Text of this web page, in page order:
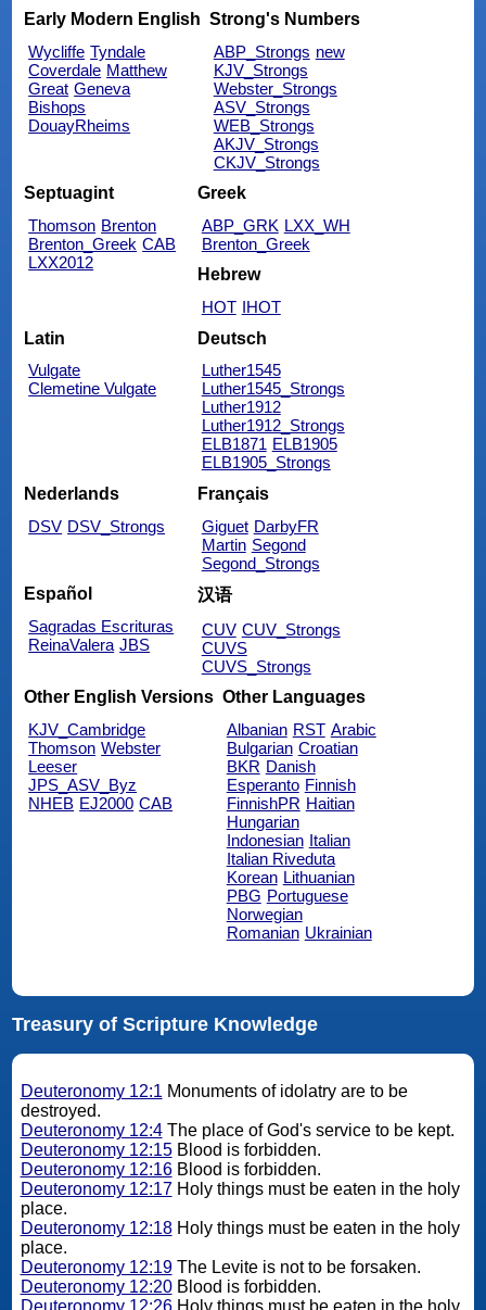
Early Modern English
Wycliffe Tyndale
Coverdale Matthew
Great Geneva
Bishops
DouayRheims
Strong's Numbers
ABP_Strongs new
KJV_Strongs
Webster_Strongs
ASV_Strongs
WEB_Strongs
AKJV_Strongs
CKJV_Strongs
Septuagint
Thomson Brenton
Brenton_Greek CAB
LXX2012
Greek
ABP_GRK LXX_WH
Brenton_Greek
Hebrew
HOT IHOT
Latin
Vulgate
Clemetine Vulgate
Deutsch
Luther1545
Luther1545_Strongs
Luther1912
Luther1912_Strongs
ELB1871 ELB1905
ELB1905_Strongs
Nederlands
DSV DSV_Strongs
Français
Giguet DarbyFR
Martin Segond
Segond_Strongs
Español
Sagradas Escrituras
ReinaValera JBS
汉语
CUV CUV_Strongs
CUVS
CUVS_Strongs
Other English Versions
KJV_Cambridge
Thomson Webster
Leeser
JPS_ASV_Byz
NHEB EJ2000 CAB
Other Languages
Albanian RST Arabic
Bulgarian Croatian
BKR Danish
Esperanto Finnish
FinnishPR Haitian
Hungarian
Indonesian Italian
Italian Riveduta
Korean Lithuanian
PBG Portuguese
Norwegian
Romanian Ukrainian
Treasury of Scripture Knowledge
Deuteronomy 12:1 Monuments of idolatry are to be
destroyed.
Deuteronomy 12:4The place of God's service to be kept.
Deuteronomy 12:15Blood is forbidden.
Deuteronomy 12:16Blood is forbidden.
Deuteronomy 12:17Holy things must be eaten in the holy
place.
Deuteronomy 12:18Holy things must be eaten in the holy
place.
Deuteronomy 12:19The Levite is not to be forsaken.
Deuteronomy 12:20Blood is forbidden.
Deuteronomy 12:26Holy things must be eaten in the holy